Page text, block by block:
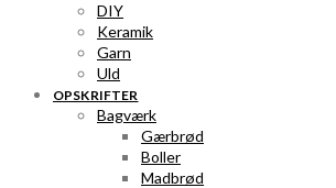
DIY
Keramik
Garn
Uld
OPSKRIFTER
Bagværk
Gærbrød
Boller
Madbrød